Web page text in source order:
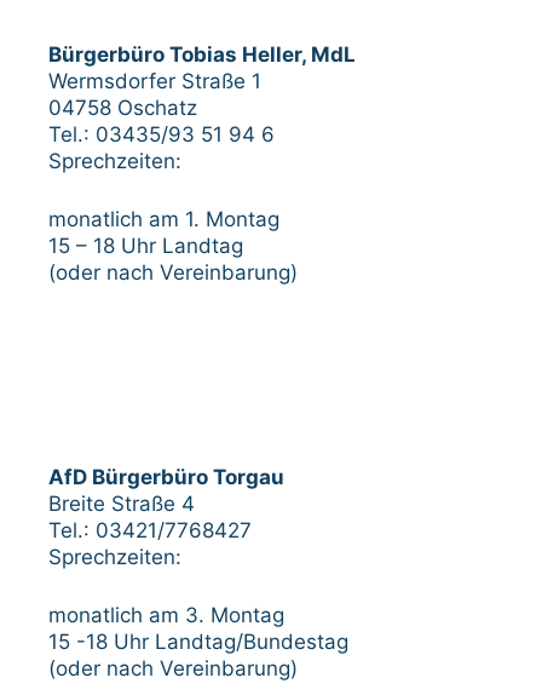
Bürgerbüro Tobias Heller, MdL
Wermsdorfer Straße 1
04758 Oschatz
Tel.: 03435/93 51 94 6
Sprechzeiten:
monatlich am 1. Montag
15 – 18 Uhr Landtag
(oder nach Vereinbarung)
AfD Bürgerbüro Torgau
Breite Straße 4
Tel.: 03421/7768427
Sprechzeiten:
monatlich am 3. Montag
15 -18 Uhr Landtag/Bundestag
(oder nach Vereinbarung)